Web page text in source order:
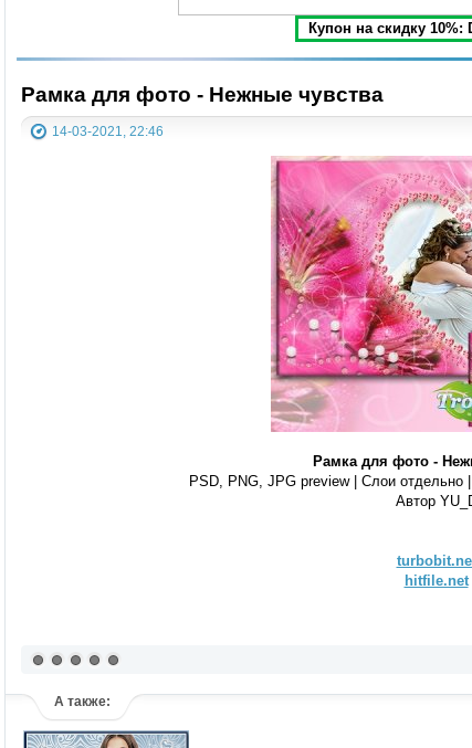
Купон на скидку 10%:
Рамка для фото - Нежные чувства
14-03-2021, 22:46
Рамка для фото -
PSD, PNG, JPG preview | Слои отдельно
Автор
hitfile.net
А также: